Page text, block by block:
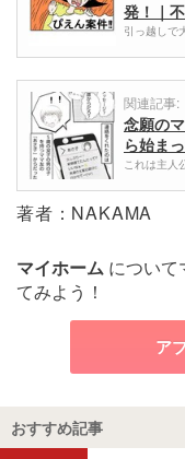
発！｜
引っ越しで
関連記事:
念願の
ら始ま
これは主人
著者：NAKAMA
マイホーム について
てみよう！
ア
おすすめ記事